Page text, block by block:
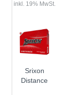
inkl. 19% MwSt.
Srixon
Distance